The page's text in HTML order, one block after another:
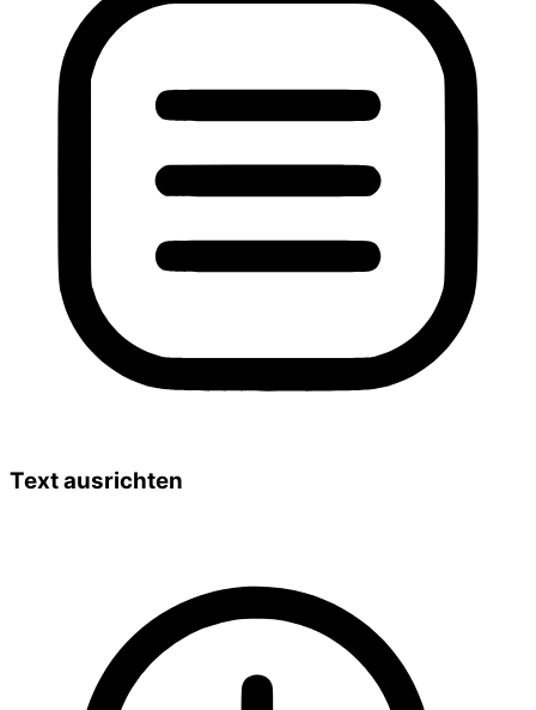
Text ausrichten